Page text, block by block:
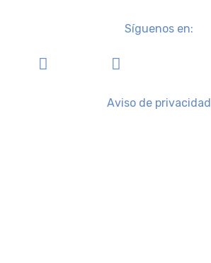
Síguenos en:
Aviso de privacidad